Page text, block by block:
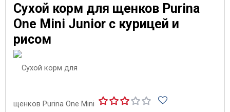
Сухой корм для щенков Purina
One Mini Junior с курицей и
рисом